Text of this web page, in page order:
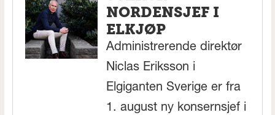
NORDENSJEF I
ELKJØP
Administrerende direktør
Niclas Eriksson i
Elgiganten Sverige er fra
1. august ny konsernsjef i